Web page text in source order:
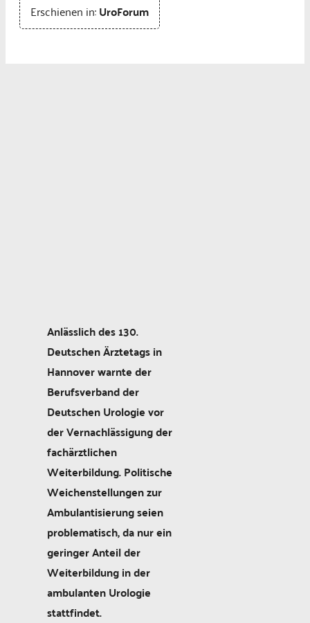
Erschienen in:UroForum
Anlässlich des 130.
Deutschen Ärztetags in
Hannover warnte der
Berufsverband der
Deutschen Urologie vor
der Vernachlässigung der
fachärztlichen
Weiterbildung. Politische
Weichenstellungen zur
Ambulantisierung seien
problematisch, da nur ein
geringer Anteil der
Weiterbildung in der
ambulanten Urologie
stattfindet.